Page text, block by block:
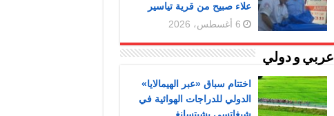
علاء صبيح من قرية تياسير
6 أغسطس، 2026
عربي و دولي
اختتام سباق «عبر الهيمالايا»
الدولي للدراجات الهوائية في